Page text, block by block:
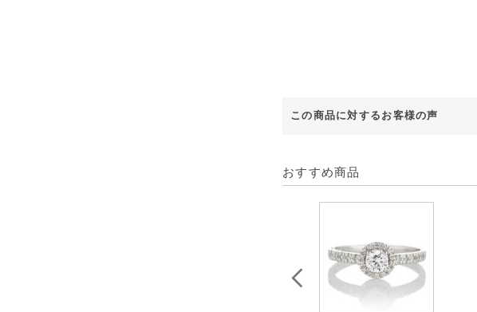
この商品に対するお客様の声
おすすめ商品